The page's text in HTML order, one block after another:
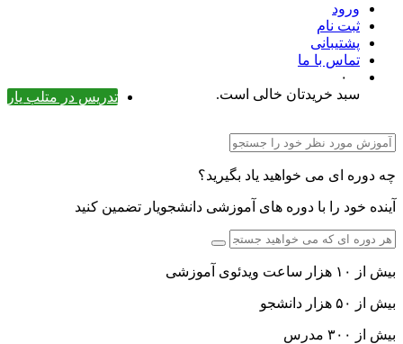
ورود
ثبت نام
پشتیبانی
تماس با ما
تدریس در متلب یار
سبد خریدتان خالی است.
ای می خواهید یاد بگیرید؟
خود را با دوره های آموزشی دانشجویار تضمین کنید
ساعت ویدئوی آموزشی
هزار دانشجو
۳۰۰ مدرس